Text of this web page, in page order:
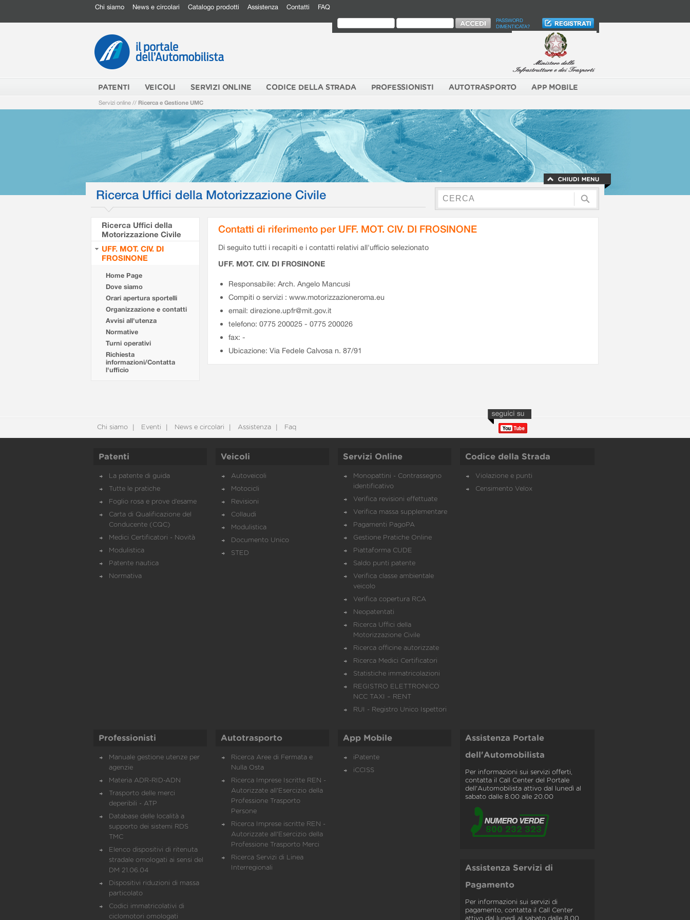
Chi siamo News e circolari Catalogo prodotti Assistenza Contatti FAQ
PASSWORD
DIMENTICATA?
PATENTI VEICOLI SERVIZI ONLINE CODICE DELLA STRADA PROFESSIONISTI AUTOTRASPORTO APP MOBILE
Servizi online // Ricerca e Gestione UMC
Ricerca Uffici della Motorizzazione Civile
Ricerca Uffici della
Motorizzazione Civile
UFF. MOT. CIV. DI
FROSINONE
Home Page
Dove siamo
Orari apertura sportelli
Organizzazione e contatti
Avvisi all'utenza
Normative
Turni operativi
Richiesta
informazioni/Contatta
l'ufficio
Contatti di riferimento per UFF. MOT. CIV. DI FROSINONE
Di seguito tutti i recapiti e i contatti relativi all'ufficio selezionato
UFF. MOT. CIV. DI FROSINONE
Responsabile: Arch. Angelo Mancusi
Compiti o servizi : www.motorizzazioneroma.eu
email: direzione.upfr@mit.gov.it
telefono: 0775 200025 - 0775 200026
fax: -
Ubicazione: Via Fedele Calvosa n. 87/91
Chi siamo Eventi News e circolari Assistenza Faq
Patenti
La patente di guida
Tutte le pratiche
Foglio rosa e prove d’esame
Carta di Qualificazione del
Conducente (CQC)
Medici Certificatori - Novità
Modulistica
Patente nautica
Normativa
Veicoli
Autoveicoli
Motocicli
Revisioni
Collaudi
Modulistica
Documento Unico
STED
Servizi Online
Monopattini - Contrassegno
identificativo
Verifica revisioni effettuate
Verifica massa supplementare
Pagamenti PagoPA
Gestione Pratiche Online
Piattaforma CUDE
Saldo punti patente
Verifica classe ambientale
veicolo
Verifica copertura RCA
Neopatentati
Ricerca Uffici della
Motorizzazione Civile
Ricerca officine autorizzate
Ricerca Medici Certificatori
Statistiche immatricolazioni
REGISTRO ELETTRONICO
NCC TAXI – RENT
RUI - Registro Unico Ispettori
Codice della Strada
Violazione e punti
Censimento Velox
Professionisti
Manuale gestione utenze per
agenzie
Materia ADR-RID-ADN
Trasporto delle merci
deperibili - ATP
Database delle località a
supporto dei sistemi RDS
TMC
Elenco dispositivi di ritenuta
stradale omologati ai sensi del
DM 21.06.04
Dispositivi riduzioni di massa
particolato
Codici immatricolativi di
ciclomotori omologati
Autotrasporto
Ricerca Aree di Fermata e
Nulla Osta
Ricerca Imprese Iscritte REN -
Autorizzate all'Esercizio della
Professione Trasporto
Persone
Ricerca Imprese iscritte REN -
Autorizzate all'Esercizio della
Professione Trasporto Merci
Ricerca Servizi di Linea
Interregionali
App Mobile
iPatente
iCCISS
Assistenza Portale
dell'Automobilista
Per informazioni sui servizi offerti,
contatta il Call Center del Portale
dell'Automobilista attivo dal lunedì al
sabato dalle 8.00 alle 20.00
Assistenza Servizi di
Pagamento
Per informazioni sui servizi di
pagamento, contatta il Call Center